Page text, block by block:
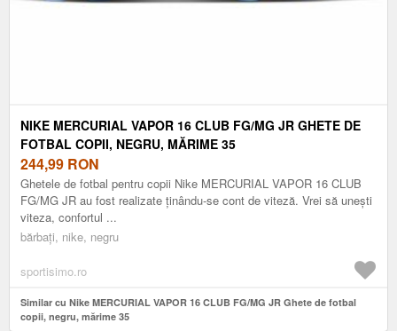
NIKE MERCURIAL VAPOR 16 CLUB FG/MG JR GHETE DE
FOTBAL COPII, NEGRU, MĂRIME 35
244,99 RON
Ghetele de fotbal pentru copii Nike MERCURIAL VAPOR 16 CLUB
FG/MG JR au fost realizate ținându-se cont de viteză. Vrei să unești
viteza, confortul ...
bărbați, nike, negru
sportisimo.ro
Similar cu Nike MERCURIAL VAPOR 16 CLUB FG/MG JR Ghete de fotbal
copii, negru, mărime 35